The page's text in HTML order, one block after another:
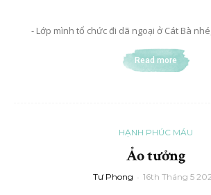
- Lớp mình tổ chức đi dã ngoại ở Cát Bà
Read more
HẠNH PHÚC MÁU
Ảo tưởng
Tư Phong - 16th Tháng 5